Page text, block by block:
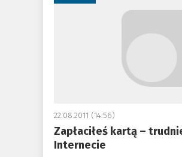
22.08.2011 (14:56)
Zapłaciłeś kartą –
Internecie